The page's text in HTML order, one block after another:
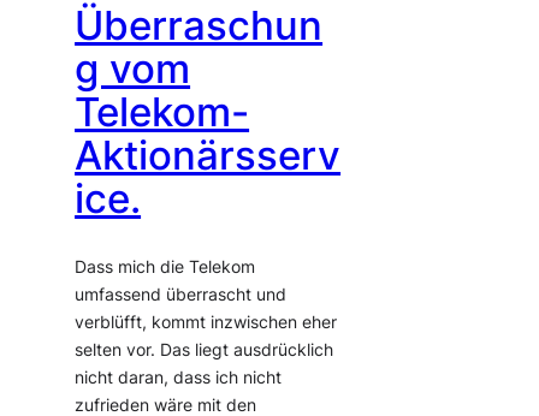
Überraschun
g vom
Telekom-
Aktionärsserv
ice.
Dass mich die Telekom
umfassend überrascht und
verblüfft, kommt inzwischen eher
selten vor. Das liegt ausdrücklich
nicht daran, dass ich nicht
zufrieden wäre mit den